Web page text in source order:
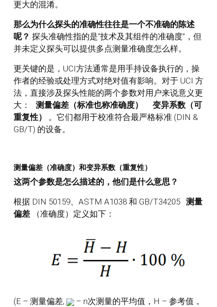
更大的混淆。
那么为什么探头的准确性往往是一个不准确的陈述
呢？ 探头准确性指的是“技术及其组件的准确度”，但
并未定义探头可以提供多点测量准确度怎么样。
更关键的是，UCI方法通常是用手持设备执行的，操
作者的经验或处理方式对绝对值有影响。对于 UCI 方
法，直接涉及探头性能的两个参数对用户来说意义更
大： 测量偏差（标准也称准确度）
变异系数（可
重复性） 。它们都用于校准符合最严格标准 (DIN &
GB/T) 的设备。
测量偏差（准确度）和变异系数（重复性）
这两个参数是怎么描述的，他们是什么意思？
根据 DIN 50159、ASTM A1038 和 GB/T34205 测量
偏差 （准确度）定义如下：
(E – 测量偏差,
– n次测量的平均值，H – 参考值，